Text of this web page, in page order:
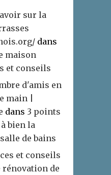
sur la
dans
maison
et conseils
d'amis en
main |
dans 3 points
bien la
de bains
et conseils
de